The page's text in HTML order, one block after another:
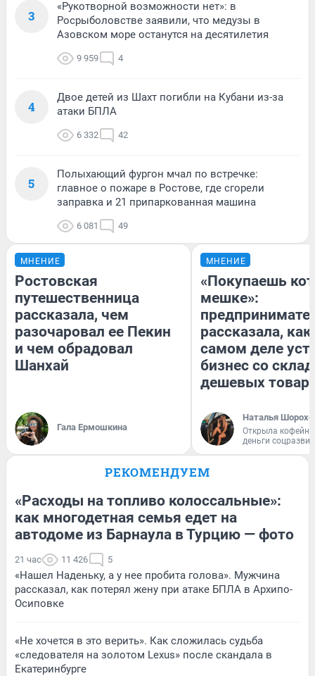
3
«Рукотворной возможности нет»: в
Росрыболовстве заявили, что медузы в
Азовском море останутся на десятилетия
9 959 4
4
Двое детей из Шахт погибли на Кубани из-за
атаки БПЛА
6 332 42
5
Полыхающий фургон мчал по встречке:
главное о пожаре в Ростове, где сгорели
заправка и 21 припаркованная машина
6 081 49
МНЕНИЕ
Ростовская
путешественница
рассказала, чем
разочаровал ее Пекин
и чем обрадовал
Шанхай
Гала Ермошкина
МНЕНИЕ
«Покупаешь
мешке»:
рассказала, как
самом деле
бизнес со
дешевых
Наталья
Открыла
деньги
РЕКОМЕНДУЕМ
«Расходы на топливо колоссальные»:
как многодетная семья едет на
автодоме из Барнаула в Турцию — фото
21 час 11 426 5
«Нашел Наденьку, а у нее пробита голова». Мужчина
рассказал, как потерял жену при атаке БПЛА в Архипо-
Осиповке
«Не хочется в это верить». Как сложилась судьба
«следователя на золотом Lexus» после скандала в
Екатеринбурге